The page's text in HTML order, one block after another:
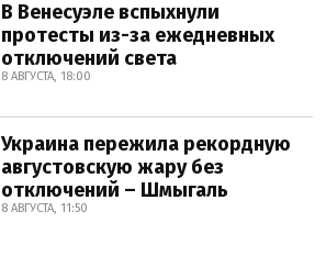
В Венесуэле вспыхнули
протесты из-за ежедневных
отключений света
8 АВГУСТА, 18:00
Украина пережила рекордную
августовскую жару без
отключений – Шмыгаль
8 АВГУСТА, 11:50